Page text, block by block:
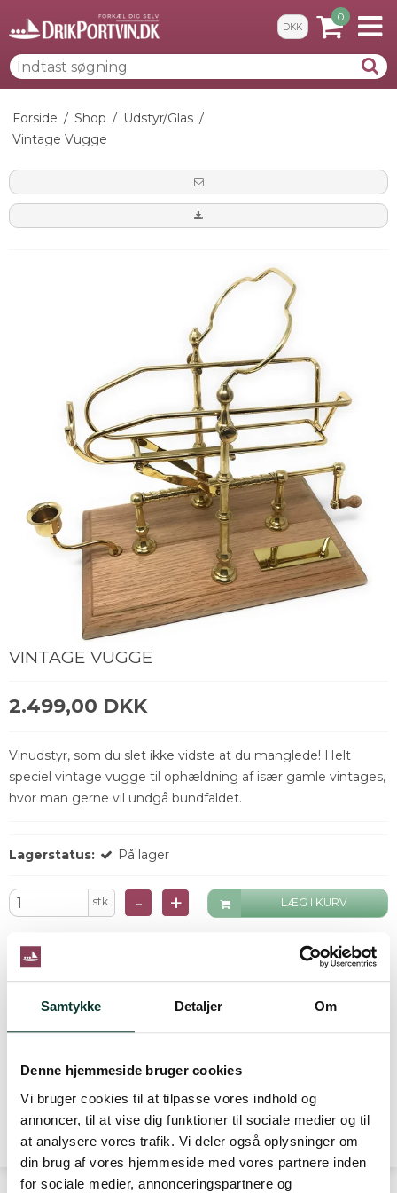
Samtykke Detaljer Om
Denne hjemmeside bruger cookies
Vi bruger cookies til at tilpasse vores indhold og
annoncer, til at vise dig funktioner til sociale medier og til
at analysere vores trafik. Vi deler også oplysninger om
din brug af vores hjemmeside med vores partnere inden
for sociale medier, annonceringspartnere og
DKK
0
Forside / Shop / Udstyr/Glas /
Vintage Vugge
VINTAGE VUGGE
2.499,00 DKK
Vinudstyr, som du slet ikke vidste at du manglede! Helt
speciel vintage vugge til ophældning af især gamle vintages,
hvor man gerne vil undgå bundfaldet.
Lagerstatus: På lager
stk. - + LÆG I KURV
Beskrivelse
vintages, hvor man gerne vil undgå bundfaldet.
Vinen placeres i vuggen ca. et døgn før servering. På den tid
når bundfaldet i vinen at samle sig nede i det nederste
hjørne af flasken. Til ophældning er vuggen udstyret med et
gearet håndsving, som sørger for at flasken hældes meget
stille og roligt. Når vinen hele tiden holdes i samme position,
uden rystelser, og med en nænsom ophældning, sikre du at
Læs mere